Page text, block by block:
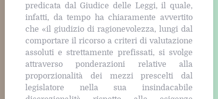
predicata dal Giudice delle Leggi, il quale,
infatti, da tempo ha chiaramente avvertito
che «il giudizio di ragionevolezza, lungi dal
comportare il ricorso a criteri di valutazione
assoluti e strettamente prefissati, si svolge
attraverso ponderazioni relative alla
proporzionalità dei mezzi prescelti dal
legislatore nella sua insindacabile